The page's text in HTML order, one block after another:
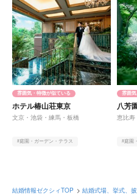
雰囲気・特徴が似ている
ホテル椿山荘東京
文京・池袋・練馬・板橋
#庭園・ガーデン・テラス
雰囲
八芳
恵比寿
#庭園
結婚情報ゼクシィTOP 結婚式場、挙式、